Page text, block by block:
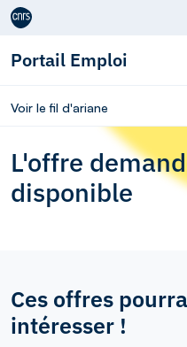
Aller au contenu
Portail Emploi
Voir le fil d'ariane
L'offre
disponible
Ces offres
intéresser !